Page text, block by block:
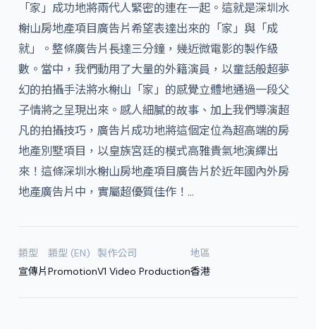
「家」成功地將兩代人緊密的連在一起。這就是深圳水
榭山房地產項目廣告片希望表達出來的「家」與「成
就」。整條廣告片長達三分鐘，幾近微電影的製作級
數。當中，我們動用了大量的外籍演員，以童話般超夢
幻的拍攝手法將水榭山「家」的感覺立體地通過一段父
子情將之呈現出來。感人細膩的故事、加上我們導演超
凡的拍攝技巧，廣告片成功地將這個定位為超高端的房
地產別墅項目，以皇族宮廷的模式高雅貴氣地演繹出
來！這條深圳水榭山房地產項目廣告片於近年國內外房
地產廣告片中，實屬超優質佳作！…
類型
宣傳片
類型 (EN)
Promotion
製作公司
V1 Video Production
地區
香港